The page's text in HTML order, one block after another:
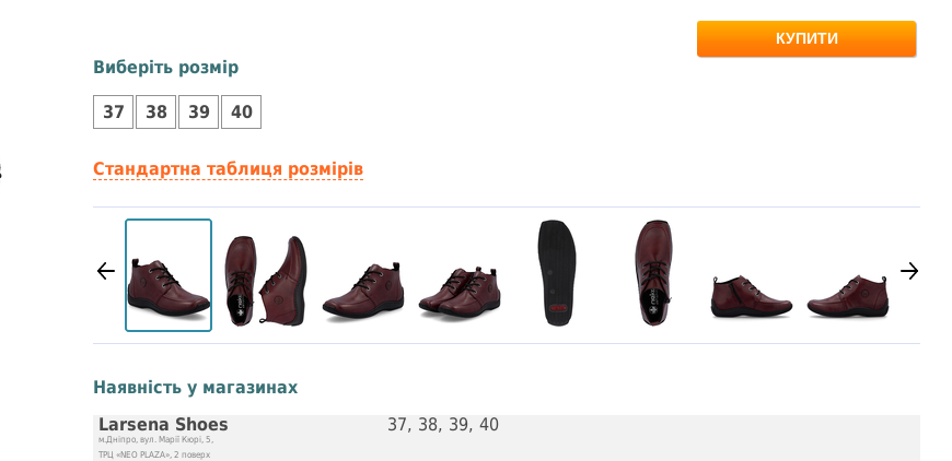
Виберіть розмір
37 38 39 40
Стандартна таблиця розмірів
Наявність у магазинах
Larsena Shoes
м.Дніпро, вул. Марії Кюрі, 5,
ТРЦ «NEO PLAZA», 2 поверх
37, 38, 39, 40